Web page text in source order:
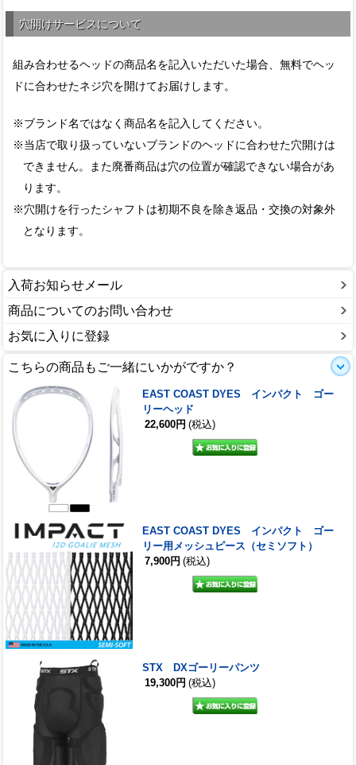
穴開けサービスについて
組み合わせるヘッドの商品名を記入いただいた場合、無料でヘッ
ドに合わせたネジ穴を開けてお届けします。
※ブランド名ではなく商品名を記入してください。
※当店で取り扱っていないブランドのヘッドに合わせた穴開けは
できません。また廃番商品は穴の位置が確認できない場合があ
ります。
※穴開けを行ったシャフトは初期不良を除き返品・交換の対象外
となります。
入荷お知らせメール
商品についてのお問い合わせ
お気に入りに登録
こちらの商品もご一緒にいかがですか？
EAST COAST DYES インパクト ゴー
リーヘッド
22,600円 (税込)
EAST COAST DYES インパクト ゴー
リー用メッシュピース（セミソフト）
7,900円 (税込)
STX DXゴーリーパンツ
19,300円 (税込)